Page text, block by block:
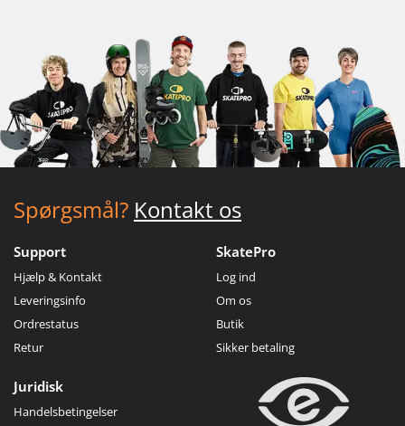
Spørgsmål? Kontakt os
Support
Hjælp & Kontakt
Leveringsinfo
Ordrestatus
Retur
SkatePro
Log ind
Om os
Butik
Sikker betaling
Juridisk
Handelsbetingelser